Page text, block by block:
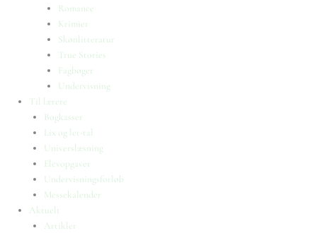
Romance
Krimier
Skønlitteratur
True Stories
Fagbøger
Undervisning
Til lærere
Bogkasser
Lix og let-tal
Universlæsning
Elevopgaver
Undervisningsforløb
Messekalender
Aktuelt
Artikler